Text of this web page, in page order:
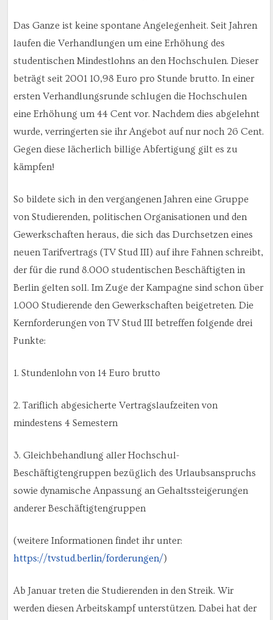
Das Ganze ist keine spontane Angelegenheit. Seit Jahren
laufen die Verhandlungen um eine Erhöhung des
studentischen Mindestlohns an den Hochschulen. Dieser
beträgt seit 2001 10,98 Euro pro Stunde brutto. In einer
ersten Verhandlungsrunde schlugen die Hochschulen
eine Erhöhung um 44 Cent vor. Nachdem dies abgelehnt
wurde, verringerten sie ihr Angebot auf nur noch 26 Cent.
Gegen diese lächerlich billige Abfertigung gilt es zu
kämpfen!
So bildete sich in den vergangenen Jahren eine Gruppe
von Studierenden, politischen Organisationen und den
Gewerkschaften heraus, die sich das Durchsetzen eines
neuen Tarifvertrags (TV Stud III) auf ihre Fahnen schreibt,
der für die rund 8.000 studentischen Beschäftigten in
Berlin gelten soll. Im Zuge der Kampagne sind schon über
1.000 Studierende den Gewerkschaften beigetreten. Die
Kernforderungen von TV Stud III betreffen folgende drei
Punkte:
1. Stundenlohn von 14 Euro brutto
2. Tariflich abgesicherte Vertragslaufzeiten von
mindestens 4 Semestern
3. Gleichbehandlung aller Hochschul-
Beschäftigtengruppen bezüglich des Urlaubsanspruchs
sowie dynamische Anpassung an Gehaltssteigerungen
anderer Beschäftigtengruppen
(weitere Informationen findet ihr unter:
https://tvstud.berlin/forderungen/)
Ab Januar treten die Studierenden in den Streik. Wir
werden diesen Arbeitskampf unterstützen. Dabei hat der